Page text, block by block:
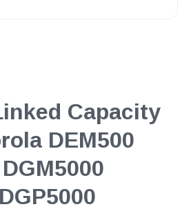
Capacity
DEM500